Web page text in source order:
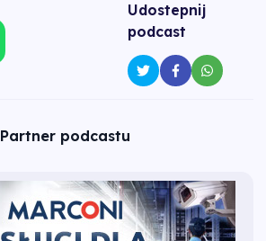
Udostepnij
podcast
Partner podcastu